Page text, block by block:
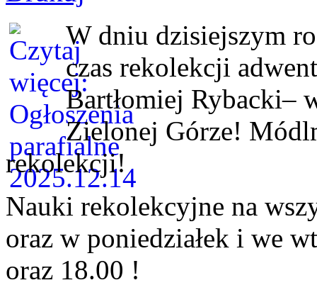
W dniu dzisiejszym
czas rekolekcji
Bartłomiej Rybacki–
Zielonej Górze!
rekolekcji!
Nauki rekolekcyjne na
oraz w poniedziałek i we
oraz 18.00 !